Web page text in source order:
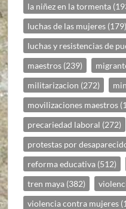
la niñez en la tormenta
luchas de las mujeres (179)
luchas y resistencias de
maestros (239)
militarizacion (272)
movilizaciones maestros
precariedad laboral (272)
protestas por
reforma educativa (512)
tren maya (382)
violencia contra mujeres